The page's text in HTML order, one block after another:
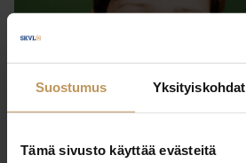
Suostumus Yksityiskohdat
Tämä sivusto käyttää evästeitä